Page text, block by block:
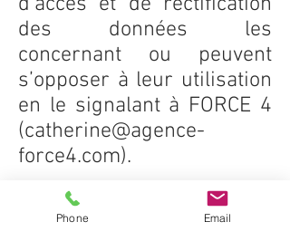
des données les
concernant ou peuvent
s’opposer à leur utilisation
en le signalant à FORCE 4
(catherine@agence-
force4.com).
Responsabilités
Phone Email